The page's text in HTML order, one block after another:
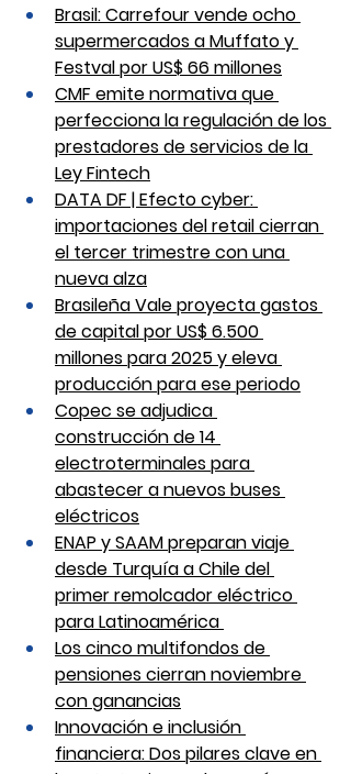
Brasil: Carrefour vende ocho
supermercados a Muffato y
Festval por US$ 66 millones
CMF emite normativa que
perfecciona la regulación de los
prestadores de servicios de la
Ley Fintech
DATA DF | Efecto cyber:
importaciones del retail cierran
el tercer trimestre con una
nueva alza
Brasileña Vale proyecta gastos
de capital por US$ 6.500
millones para 2025 y eleva
producción para ese periodo
Copec se adjudica
construcción de 14
electroterminales para
abastecer a nuevos buses
eléctricos
ENAP y SAAM preparan viaje
desde Turquía a Chile del
primer remolcador eléctrico
para Latinoamérica
Los cinco multifondos de
pensiones cierran noviembre
con ganancias
Innovación e inclusión
financiera: Dos pilares clave en